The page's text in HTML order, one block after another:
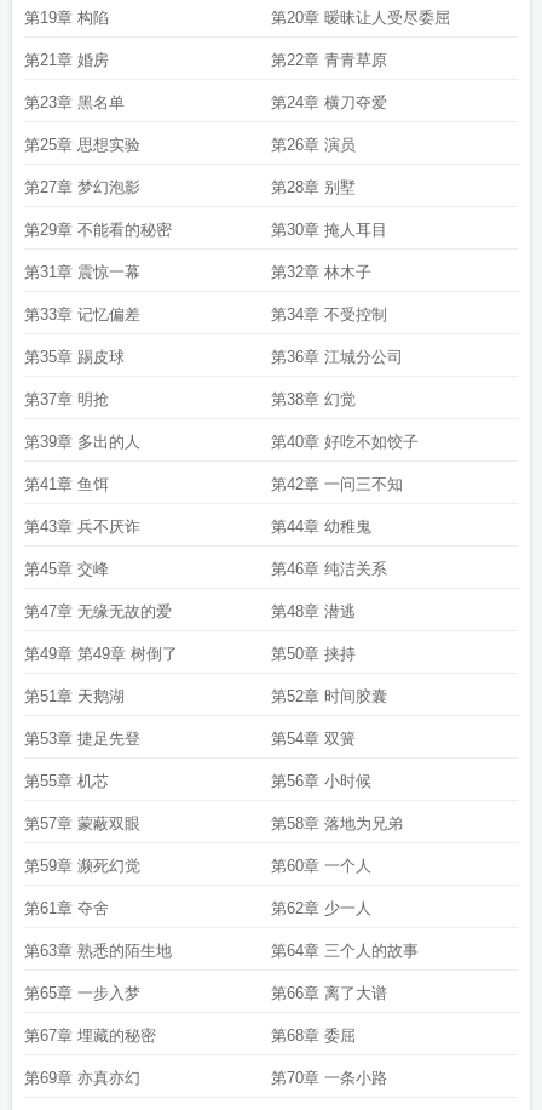
第19章 构陷 第20章 暧昧让人受尽委屈
第21章 婚房 第22章 青青草原
第23章 黑名单 第24章 横刀夺爱
第25章 思想实验 第26章 演员
第27章 梦幻泡影 第28章 别墅
第29章 不能看的秘密 第30章 掩人耳目
第31章 震惊一幕 第32章 林木子
第33章 记忆偏差 第34章 不受控制
第35章 踢皮球 第36章 江城分公司
第37章 明抢 第38章 幻觉
第39章 多出的人 第40章 好吃不如饺子
第41章 鱼饵 第42章 一问三不知
第43章 兵不厌诈 第44章 幼稚鬼
第45章 交峰 第46章 纯洁关系
第47章 无缘无故的爱 第48章 潜逃
第49章 第49章 树倒了 第50章 挟持
第51章 天鹅湖 第52章 时间胶囊
第53章 捷足先登 第54章 双簧
第55章 机芯 第56章 小时候
第57章 蒙蔽双眼 第58章 落地为兄弟
第59章 濒死幻觉 第60章 一个人
第61章 夺舍 第62章 少一人
第63章 熟悉的陌生地 第64章 三个人的故事
第65章 一步入梦 第66章 离了大谱
第67章 埋藏的秘密 第68章 委屈
第69章 亦真亦幻 第70章 一条小路